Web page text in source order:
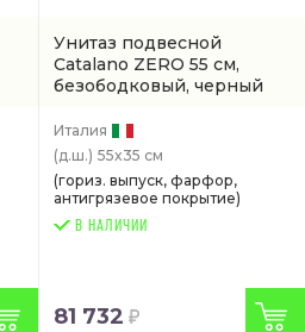
Унитаз подвесной
Catalano ZERO 55 см,
безободковый, черный
Италия
(д.ш.) 55x35 см
(гориз. выпуск, фарфор,
антигрязевое покрытие)
В НАЛИЧИИ
81 732